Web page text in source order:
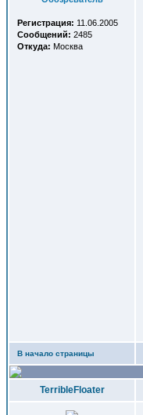
Регистрация: 11.06.2005
Сообщений: 2485
Откуда: Москва
В начало страницы
TerribleFloater